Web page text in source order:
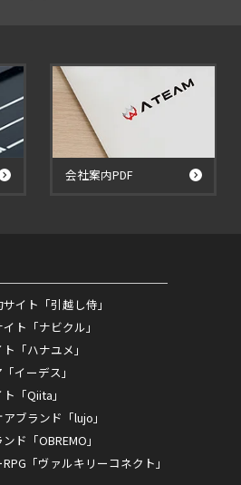
会社案内PDF
イト「引越し侍」
ト「ナビクル」
「ハナユメ」
イーデス」
「Qiita」
ブランド「lujo」
ド「OBREMO」
「ヴァルキリーコネクト」